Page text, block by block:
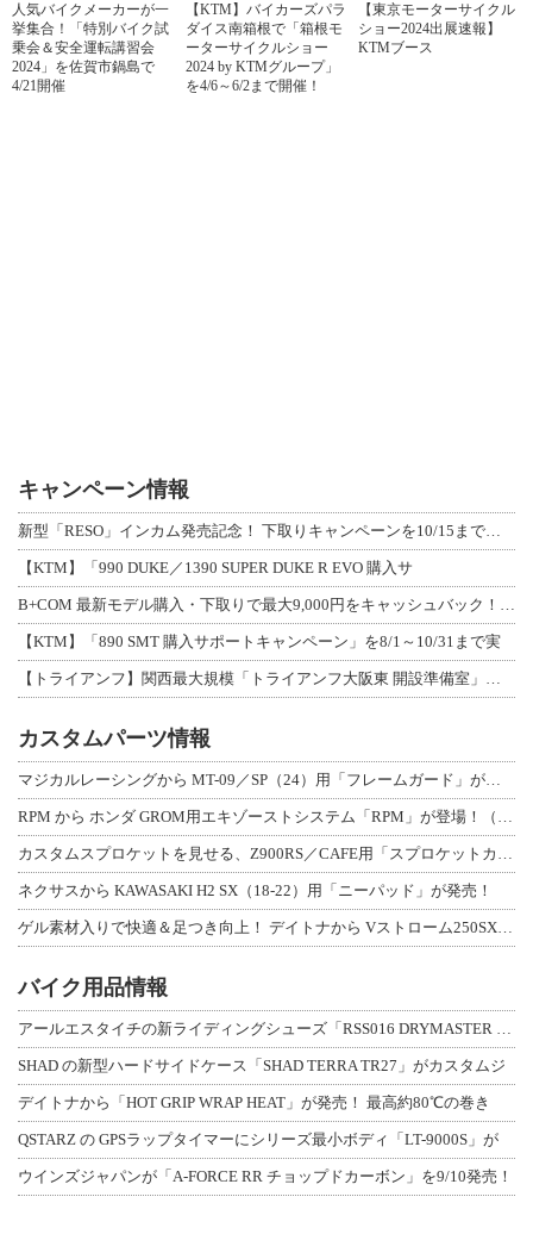
人気バイクメーカーが一
挙集合！「特別バイク試
乗会＆安全運転講習会
2024」を佐賀市鍋島で
4/21開催
【KTM】バイカーズパラ
ダイス南箱根で「箱根モ
ーターサイクルショー
2024 by KTMグループ」
を4/6～6/2まで開催！
【東京モーターサイクル
ショー2024出展速報】
KTMブース
キャンペーン情報
新型「RESO」インカム発売記念！ 下取りキャンペーンを10/15まで延長して開
【KTM】「990 DUKE／1390 SUPER DUKE R EVO 購入サ
B+COM 最新モデル購入・下取りで最大9,000円をキャッシュバック！「B+F
【KTM】「890 SMT 購入サポートキャンペーン」を8/1～10/31まで実
【トライアンフ】関西最大規模「トライアンフ大阪東 開設準備室」がオープン！ 限定
カスタムパーツ情報
マジカルレーシングから MT-09／SP（24）用「フレームガード」が登場！
RPM から ホンダ GROM用エキゾーストシステム「RPM」が登場！（動画あり
カスタムスプロケットを見せる、Z900RS／CAFE用「スプロケットカバーフルキ
ネクサスから KAWASAKI H2 SX（18-22）用「ニーパッド」が発売！
ゲル素材入りで快適＆足つき向上！ デイトナから Vストローム250SX用「快適ロ
バイク用品情報
アールエスタイチの新ライディングシューズ「RSS016 DRYMASTER スト
SHAD の新型ハードサイドケース「SHAD TERRA TR27」がカスタムジ
デイトナから「HOT GRIP WRAP HEAT」が発売！ 最高約80℃の巻き
QSTARZ の GPSラップタイマーにシリーズ最小ボディ「LT-9000S」が
ウインズジャパンが「A-FORCE RR チョップドカーボン」を9/10発売！